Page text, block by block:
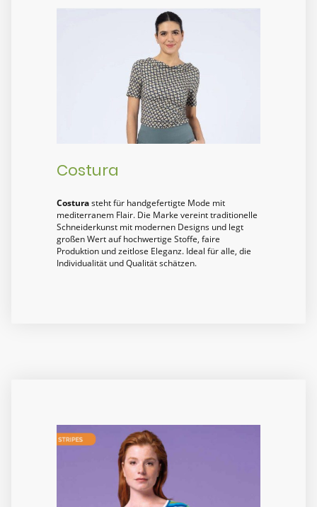
Costura
Costurasteht für handgefertigte Mode mit
mediterranem Flair. Die Marke vereint traditionelle
Schneiderkunst mit modernen Designs und legt
großen Wert auf hochwertige Stoffe, faire
Produktion und zeitlose Eleganz. Ideal für alle, die
Individualität und Qualität schätzen.